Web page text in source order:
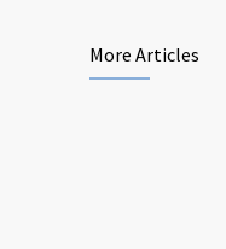
More Articles